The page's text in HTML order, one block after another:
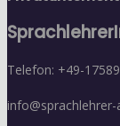
Telefon: +49-